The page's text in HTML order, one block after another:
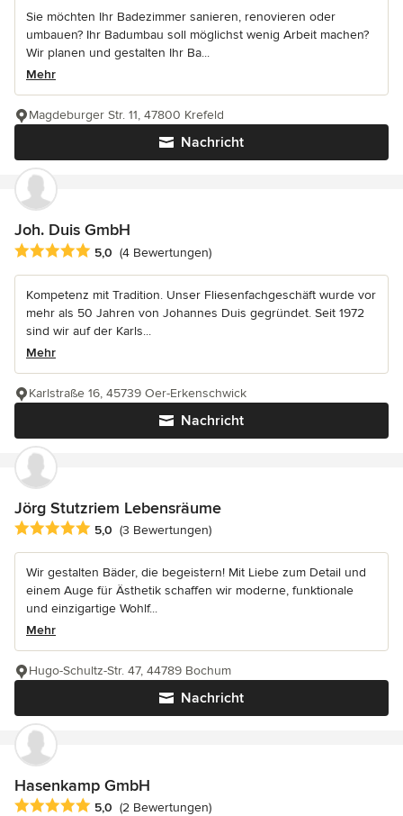
Sie möchten Ihr Badezimmer sanieren, renovieren oder
umbauen? Ihr Badumbau soll möglichst wenig Arbeit machen?
Wir planen und gestalten Ihr Ba...
Mehr
Nachricht
Magdeburger Str. 11, 47800 Krefeld
Joh. Duis GmbH
Durchschnittliche Bewertung: 5 von 5 Sternen
5,0 (4 Bewertungen)
Kompetenz mit Tradition. Unser Fliesenfachgeschäft wurde vor
mehr als 50 Jahren von Johannes Duis gegründet. Seit 1972
sind wir auf der Karls...
Mehr
Nachricht
Karlstraße 16, 45739 Oer-Erkenschwick
Jörg Stutzriem Lebensräume
Durchschnittliche Bewertung: 5 von 5 Sternen
5,0 (3 Bewertungen)
Wir gestalten Bäder, die begeistern! Mit Liebe zum Detail und
einem Auge für Ästhetik schaffen wir moderne, funktionale
und einzigartige Wohlf...
Mehr
Nachricht
Hugo-Schultz-Str. 47, 44789 Bochum
Hasenkamp GmbH
Durchschnittliche Bewertung: 5 von 5 Sternen
5,0 (2 Bewertungen)